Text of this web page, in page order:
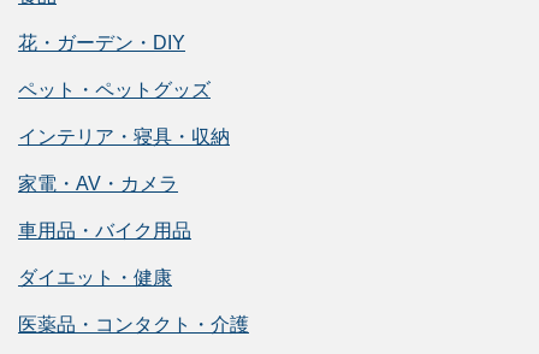
花・ガーデン・DIY
ペット・ペットグッズ
インテリア・寝具・収納
家電・AV・カメラ
車用品・バイク用品
ダイエット・健康
医薬品・コンタクト・介護